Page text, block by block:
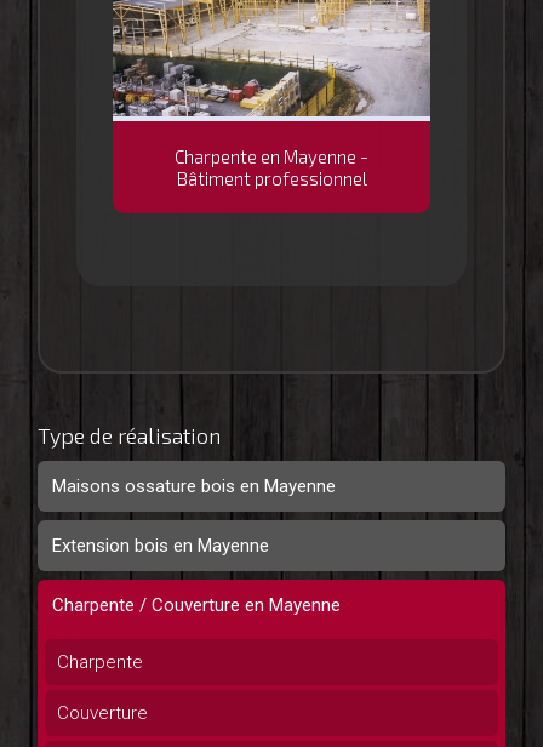
Charpente en Mayenne -
Bâtiment professionnel
Type de réalisation
Maisons ossature bois en Mayenne
Extension bois en Mayenne
Charpente / Couverture en Mayenne
Charpente
Couverture